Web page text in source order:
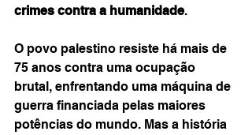
crimes contra a humanidade.
O povo palestino resiste há mais de
75 anos contra uma ocupação
brutal, enfrentando uma máquina de
guerra financiada pelas maiores
potências do mundo. Mas a história